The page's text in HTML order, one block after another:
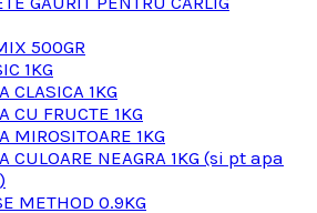
500GR
1KG
CLASICA 1KG
CU FRUCTE 1KG
MIROSITOARE 1KG
CULOARE NEAGRA 1KG (si pt apa
METHOD 0.9KG